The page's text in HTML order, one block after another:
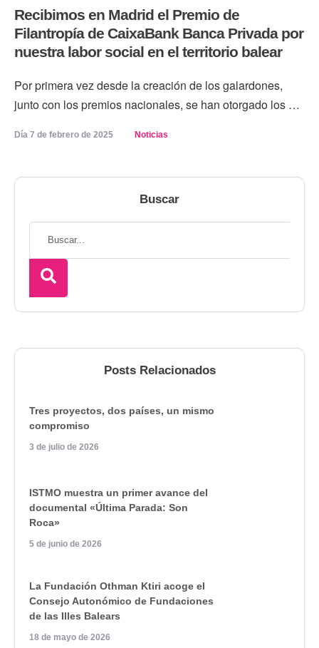
Recibimos en Madrid el Premio de
Filantropía de CaixaBank Banca Privada por
nuestra labor social en el territorio balear
Por primera vez desde la creación de los galardones,
junto con los premios nacionales, se han otorgado los …
Día 7 de febrero de 2025 Noticias
Buscar
Posts Relacionados
Tres proyectos, dos países, un mismo
compromiso
3 de julio de 2026
ISTMO muestra un primer avance del
documental «Última Parada: Son
Roca»
5 de junio de 2026
La Fundación Othman Ktiri acoge el
Consejo Autonómico de Fundaciones
de las Illes Balears
18 de mayo de 2026